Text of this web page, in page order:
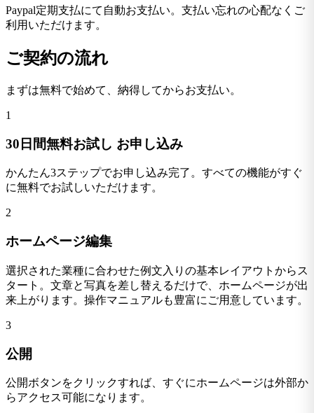
Paypal定期支払にて自動お支払い。支払い忘れの心配なくご
利用いただけます。
ご契約の流れ
まずは無料で始めて、納得してからお支払い。
1
30日間無料お試し お申し込み
かんたん3ステップでお申し込み完了。すべての機能がすぐ
に無料でお試しいただけます。
2
ホームページ編集
選択された業種に合わせた例文入りの基本レイアウトからス
タート。文章と写真を差し替えるだけで、ホームページが出
来上がります。操作マニュアルも豊富にご用意しています。
3
公開
公開ボタンをクリックすれば、すぐにホームページは外部か
らアクセス可能になります。